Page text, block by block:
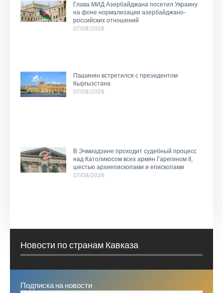
Глава МИД Азербайджана посетил Украину
на фоне нормализации азербайджано-
российских отношений
07/08/2026
Пашинян встретился с президентом
Кыргызстана
07/08/2026
В Эчмиадзине проходит судебный процесс
над Католикосом всех армян Гарегином II,
шестью архиепископами и епископами
07/08/2026
Новости по странам Кавказа
Подписка на новости